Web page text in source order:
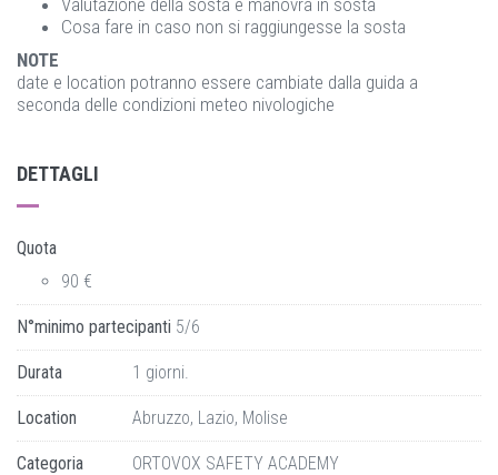
Valutazione della sosta e manovra in sosta
Cosa fare in caso non si raggiungesse la sosta
NOTE
date e location potranno essere cambiate dalla guida a
seconda delle condizioni meteo nivologiche
DETTAGLI
Quota
90 €
N°minimo partecipanti 5/6
Durata 1 giorni.
Location Abruzzo, Lazio, Molise
Categoria ORTOVOX SAFETY ACADEMY